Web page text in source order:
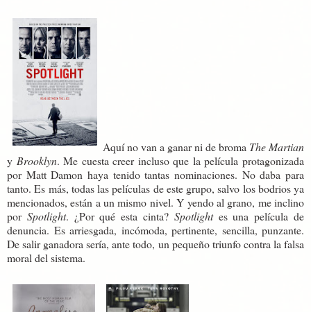
Aquí no van a ganar ni de broma The Martian
y Brooklyn. Me cuesta creer incluso que la película protagonizada
por Matt Damon haya tenido tantas nominaciones. No daba para
tanto. Es más, todas las películas de este grupo, salvo los bodrios ya
mencionados, están a un mismo nivel. Y yendo al grano, me inclino
por Spotlight. ¿Por qué esta cinta? Spotlightes una película de
denuncia. Es arriesgada, incómoda, pertinente, sencilla, punzante.
De salir ganadora sería, ante todo, un pequeño triunfo contra la falsa
moral del sistema.